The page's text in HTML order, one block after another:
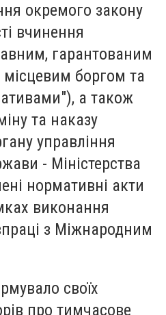
окремого закону
вчинення
гарантованим
боргом та
а також
та наказу
управління
- Міністерства
нормативні акти
виконання
з Міжнародним
своїх
про тимчасове